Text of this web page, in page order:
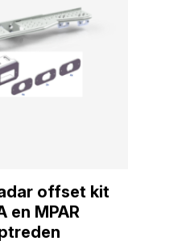
offset kit
en MPAR